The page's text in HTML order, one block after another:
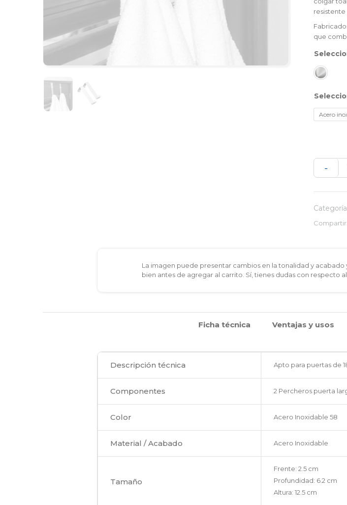
que
Acero
-
Compartir:
La imagen puede presentar cambios en la tonalidad y
bien antes de agregar al carrito. Sí, tienes dudas con respecto
Ficha técnica Ventajas y usos
Descripción técnica Apto para puertas de
Componentes 2 Percheros puerta
Color Acero Inoxidable 58
Material / Acabado Acero Inoxidable
Tamaño
Frente: 2.5 cm
Profundidad: 6.2 cm
Altura: 12.5 cm